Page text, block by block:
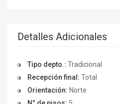
Detalles Adicionales
Tipo depto.: Tradicional
Recepción final: Total
Orientación: Norte